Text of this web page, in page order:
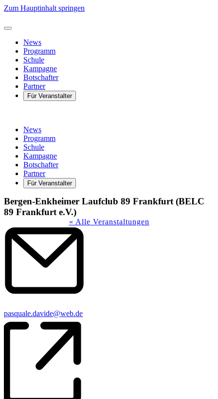
Zum Hauptinhalt springen
News
Programm
Schule
Kampagne
Botschafter
Partner
Für Veranstalter
News
Programm
Schule
Kampagne
Botschafter
Partner
Für Veranstalter
Bergen-Enkheimer Laufclub 89 Frankfurt (BELC
89 Frankfurt e.V.)
« Alle Veranstaltungen
Email
pasquale.davide@web.de